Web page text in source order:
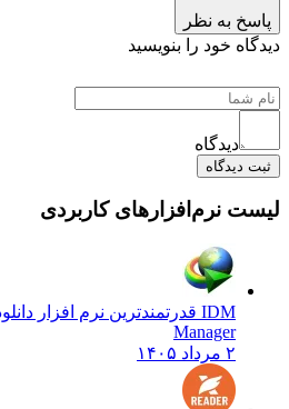
پاسخ به نظر
دیدگاه خود را بنویسید
دیدگاه
ثبت دیدگاه
لیست نرم‌افزارهای کاربردی
IDM قدرتمندترین نرم افزار دانلود
Manager
۲ مرداد ۱۴۰۵